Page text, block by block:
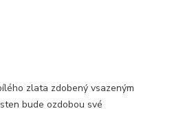
zlata zdobený vsazeným
bude ozdobou své